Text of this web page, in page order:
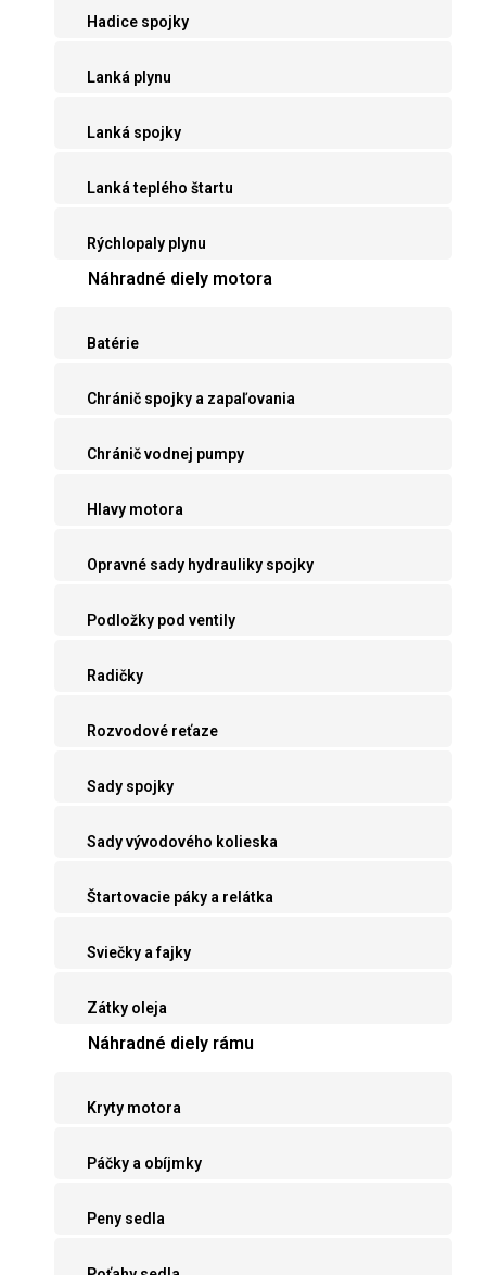
Hadice spojky
Lanká plynu
Lanká spojky
Lanká teplého štartu
Rýchlopaly plynu
Náhradné diely motora
Batérie
Chránič spojky a zapaľovania
Chránič vodnej pumpy
Hlavy motora
Opravné sady hydrauliky spojky
Podložky pod ventily
Radičky
Rozvodové reťaze
Sady spojky
Sady vývodového kolieska
Štartovacie páky a relátka
Sviečky a fajky
Zátky oleja
Náhradné diely rámu
Kryty motora
Páčky a obíjmky
Peny sedla